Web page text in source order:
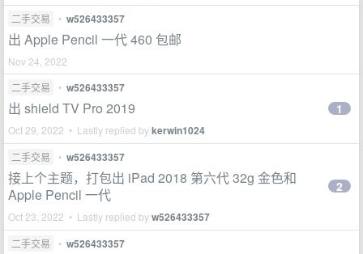
二手交易 • w526433357
出 Apple Pencil 一代 460 包邮
Nov 24, 2022
二手交易
• w526433357
出 shield TV Pro 2019
Oct 29, 2022 • Lastly replied bykerwin1024
1
二手交易 • w526433357
接上个主题，打包出 iPad 2018 第六代 32g 金色和
Apple Pencil 一代
Oct 23, 2022 • Lastly replied byw526433357
2
二手交易 • w526433357